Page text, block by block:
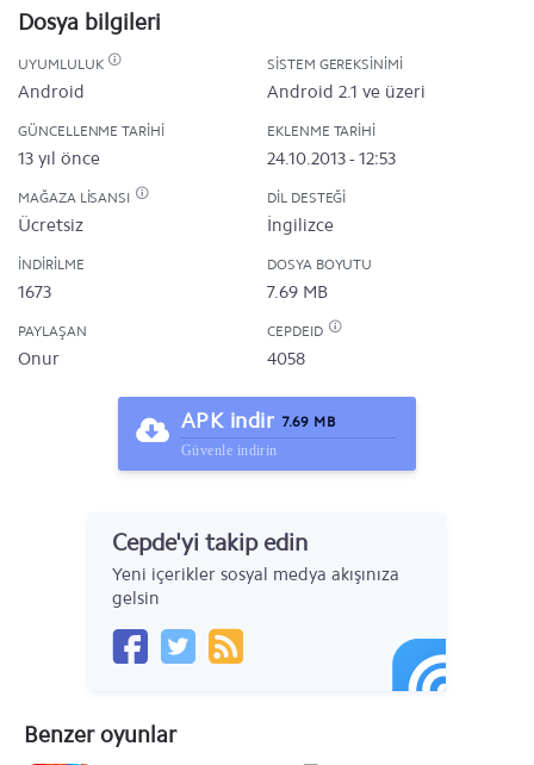
Dosya bilgileri
UYUMLULUK
Android
SISTEM GEREKSINIMI
Android 2.1 ve üzeri
GÜNCELLENME TARIHI
13 yıl önce
EKLENME TARIHI
24.10.2013 - 12:53
MAĞAZA LISANSI
Ücretsiz
DIL DESTEĞI
İngilizce
İNDIRILME
1673
DOSYA BOYUTU
7.69 MB
PAYLAŞAN
Onur
CEPDEID
4058
APK indir 7.69 MB
Güvenle indirin
Cepde'yi takip edin
Yeni içerikler sosyal medya akışınıza
gelsin
Benzer oyunlar